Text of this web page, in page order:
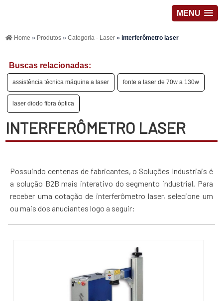
MENU
Home » Produtos»Categoria - Laser»interferômetro laser
Buscas relacionadas:
assistência técnica máquina a laser fonte a laser de 70w a 130w
laser diodo fibra óptica
INTERFERÔMETRO LASER
Possuindo centenas de fabricantes, o Soluções Industriais é
a solução B2B mais interativo do segmento industrial. Para
receber uma cotação de interferômetro laser, selecione um
ou mais dos anuciantes logo a seguir: